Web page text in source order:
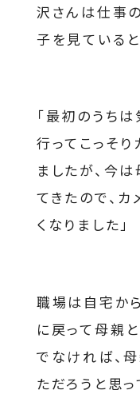
沢さんは仕事
子を見ていると
「最初のうち
行ってこっそ
ましたが、今
てきたので、
くなりました」
職場は自宅か
に戻って母親
でなければ、
ただろうと思